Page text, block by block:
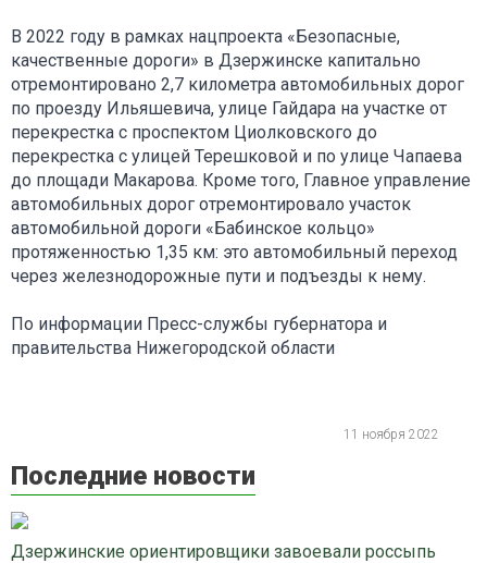
В 2022 году в рамках нацпроекта «Безопасные,
качественные дороги» в Дзержинске капитально
отремонтировано 2,7 километра автомобильных дорог
по проезду Ильяшевича, улице Гайдара на участке от
перекрестка с проспектом Циолковского до
перекрестка с улицей Терешковой и по улице Чапаева
до площади Макарова. Кроме того, Главное управление
автомобильных дорог отремонтировало участок
автомобильной дороги «Бабинское кольцо»
протяженностью 1,35 км: это автомобильный переход
через железнодорожные пути и подъезды к нему.
По информации Пресс-службы губернатора и
правительства Нижегородской области
11 ноября 2022
Последние новости
Дзержинские ориентировщики завоевали россыпь